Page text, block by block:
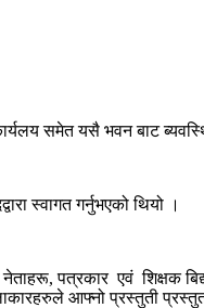
समेत यसै भवन बाट
स्वागत गर्नुभएको थियो ।
पत्रकार एवं शिक्षक
आफ्नो प्रस्तुती प्रस्तुत